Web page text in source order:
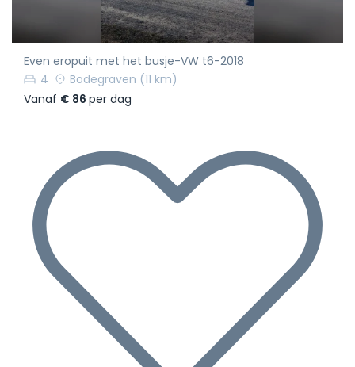
Even eropuit met het busje-VW t6-2018
4
Bodegraven (11 km)
Vanaf € 86 per dag